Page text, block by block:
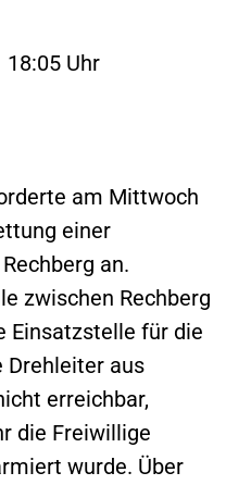
18:05 Uhr
am Mittwoch
einer
an.
zwischen Rechberg
Einsatzstelle für die
Drehleiter aus
erreichbar,
die Freiwillige
wurde. Über